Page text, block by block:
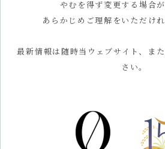
やむを得ず変更する場合が
あらかじめご理解をいただけれ
最新情報は随時当ウェブサイト、ま
さい。